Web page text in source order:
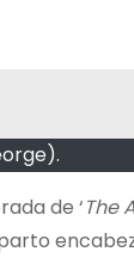
de ‘The